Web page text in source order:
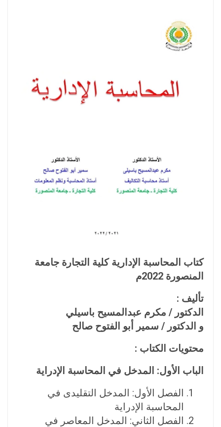
كتاب المحاسبة الإدارية كلية التجارة جامعة
المنصورة 2022م
تأليف :
الدكتور / مكرم عبدالمسيح باسيلي
و الدكتور / سمير أبو الفتوح صالح
محتويات الكتاب :
الباب الأول: المدخل في المحاسبة الإدراية
الفصل الأول: المدخل التقليدى في
المحاسبة الإدراية
الفصل الثاني: المدخل المعاصر في